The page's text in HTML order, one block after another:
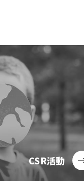
CSR活動